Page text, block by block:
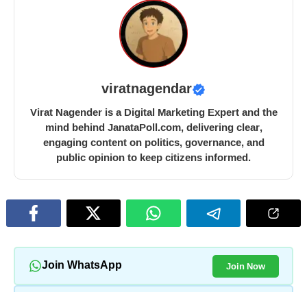
viratnagendar
Virat Nagender is a Digital Marketing Expert and the
mind behind JanataPoll.com, delivering clear,
engaging content on politics, governance, and
public opinion to keep citizens informed.
Join WhatsApp Join Now